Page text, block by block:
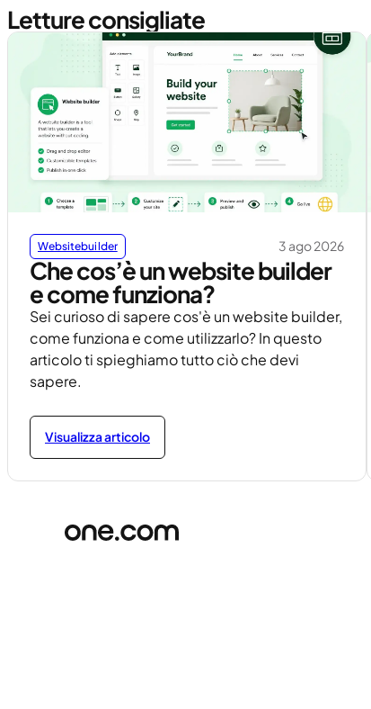
Letture consigliate
Websitebuilder 3 ago 2026
Che cos’è un website builder
e come funziona?
Sei curioso di sapere cos'è un website builder,
come funziona e come utilizzarlo? In questo
articolo ti spieghiamo tutto ciò che devi
sapere.
Visualizza articolo